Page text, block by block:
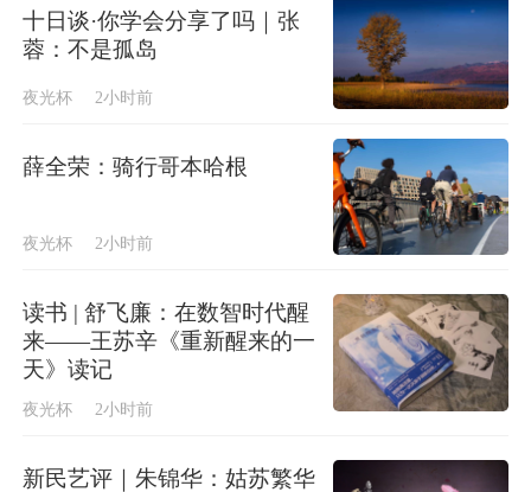
十日谈·你学会分享了吗｜张
蓉：不是孤岛
夜光杯 2小时前
薛全荣：骑行哥本哈根
夜光杯 2小时前
读书 | 舒飞廉：在数智时代醒
来——王苏辛《重新醒来的一
天》读记
夜光杯 2小时前
新民艺评｜朱锦华：姑苏繁华